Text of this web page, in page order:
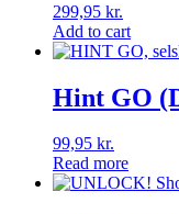
299,95 kr.
Add to cart
Hint GO
99,95 kr.
Read more